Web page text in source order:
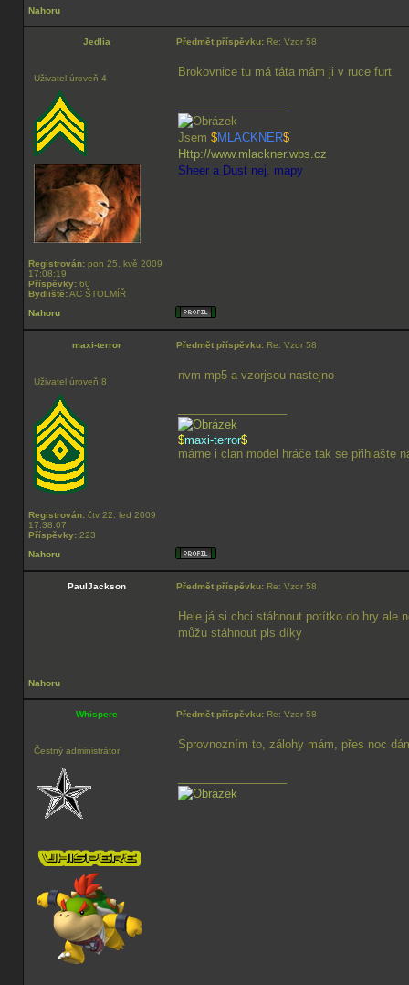
Nahoru
Jedlia Předmět příspěvku: Re: Vzor 58
Uživatel úroveň 4
Registrován: pon 25. kvě 2009
17:08:19
Příspěvky: 60
Bydliště:AC ŠTOLMÍŘ
Brokovnice tu má táta mám ji v ruce furt
Jsem $MLACKNER$
Http://www.mlackner.wbs.cz
Sheer a Dust nej. mapy
Nahoru
maxi-terror Předmět příspěvku: Re: Vzor 58
Uživatel úroveň 8
Registrován: čtv 22. led 2009
17:38:07
Příspěvky: 223
nvm mp5 a vzorjsou nastejno
$maxi-terror$
máme i clan model hráče tak se přihlašte
Nahoru
PaulJackson Předmět příspěvku: Re: Vzor 58
Hele já si chci stáhnout potítko do hry ale
můžu stáhnout pls díky
Nahoru
Whispere Předmět příspěvku: Re: Vzor 58
Čestný administrátor Sprovnozním to, zálohy mám, přes noc